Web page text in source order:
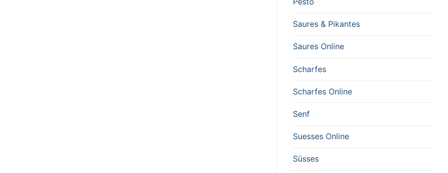
Saures & Pikantes
Saures Online
Scharfes
Scharfes Online
Senf
Suesses Online
Süsses